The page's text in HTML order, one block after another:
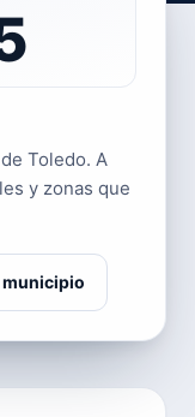
Toledo. A
y zonas que
municipio